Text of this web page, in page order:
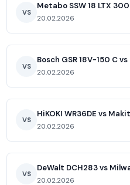
VS
Metabo SSW 18 LTX
20.02.2026
VS
Bosch GSR 18V-150 C
20.02.2026
VS
HiKOKI WR36DE vs
20.02.2026
VS
DeWalt DCH283 vs
20.02.2026